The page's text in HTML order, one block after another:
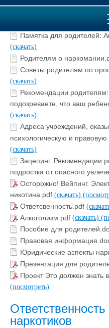
Памятка для родителей:
Памятка для родителей:
(скачать)
Родителям о
Советы родителям по
(скачать)
Рекомендации
подозреваете, что ваш
(скачать)
Адреса учреждений,
психологическую и
(скачать)
Зацепинг. Рекомендации
подростка от опасного
Осторожно! Вейпинг.
никотина.pdf (скачать)
Ответсвенность.pdf
Алкоголизм.pdf (скачать)
Пособие для
Правовая
Юридические аспекты
Презентация для
Проект Это должен знать
(посмотреть)
наркотиков